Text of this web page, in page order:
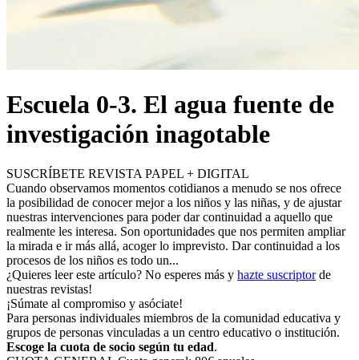
Escuela 0-3. El agua fuente de
investigación inagotable
SUSCRÍBETE REVISTA PAPEL + DIGITAL
Cuando observamos momentos cotidianos a menudo se nos ofrece
la posibilidad de conocer mejor a los niños y las niñas, y de ajustar
nuestras intervenciones para poder dar continuidad a aquello que
realmente les interesa. Son oportunidades que nos permiten ampliar
la mirada e ir más allá, acoger lo imprevisto. Dar continuidad a los
procesos de los niños es todo un...
¿Quieres leer este artículo? No esperes más y hazte suscriptor de
nuestras revistas!
¡Súmate al compromiso y asóciate!
Para personas individuales miembros de la comunidad educativa y
grupos de personas vinculadas a un centro educativo o institución.
Escoge la cuota de socio según tu edad.